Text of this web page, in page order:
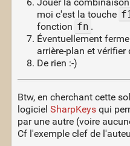
moi c'est la touche
fonction fn .
Éventuellement
arrière-plan et
De rien :-)
Btw, en cherchant cette
logiciel SharpKeysqui
par une autre (voire
Cf l'exemple clef de